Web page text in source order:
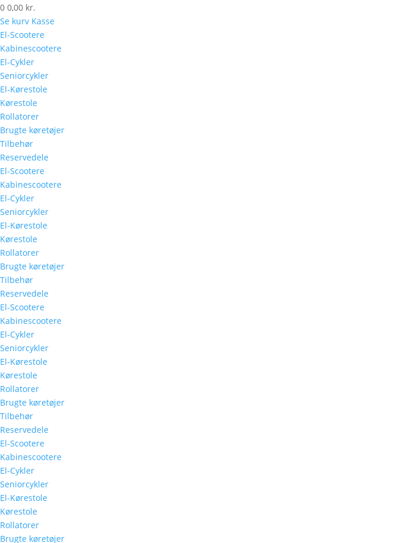
0 0,00 kr.
Se kurv Kasse
El-Scootere
Kabinescootere
El-Cykler
Seniorcykler
El-Kørestole
Kørestole
Rollatorer
Brugte køretøjer
Tilbehør
Reservedele
El-Scootere
Kabinescootere
El-Cykler
Seniorcykler
El-Kørestole
Kørestole
Rollatorer
Brugte køretøjer
Tilbehør
Reservedele
El-Scootere
Kabinescootere
El-Cykler
Seniorcykler
El-Kørestole
Kørestole
Rollatorer
Brugte køretøjer
Tilbehør
Reservedele
El-Scootere
Kabinescootere
El-Cykler
Seniorcykler
El-Kørestole
Kørestole
Rollatorer
Brugte køretøjer